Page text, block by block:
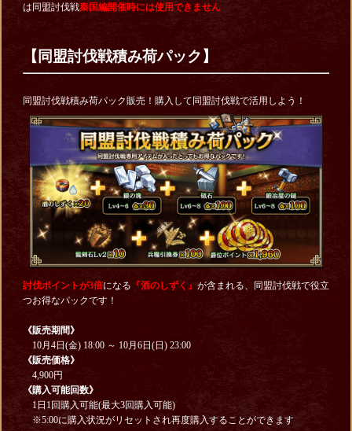
は同盟討伐戦秦国編開催時には使用できません
【同盟討伐戦積み荷パック】
同盟討伐戦積み荷パック販売！購入して同盟討伐戦で活用しよう！
討伐ポイントが3倍になる 『酒のしずく』 が含まれる、同盟討伐戦で役立
つお得なパックです！
《販売期間》
10月4日(金) 18:00 ～ 10月6日(日) 23:00
《販売価格》
4,900円
《購入可能回数》
1日1回購入可能(最大3回購入可能)
※5:00に購入状況がリセットされ再度購入することができます